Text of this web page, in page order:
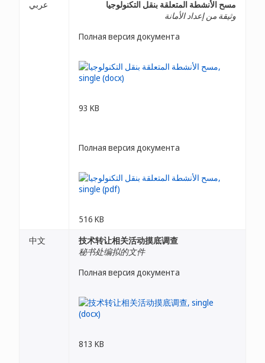
عربي
مسح الأنشطة المتعلقة بنقل التكنولوجيا
وثيقة من إعداد الأمانة
Полная версия документа
93 KB
Полная версия документа
516 KB
中文
技术转让相关活动摸底调查
秘书处编拟的文件
Полная версия документа
813 KB